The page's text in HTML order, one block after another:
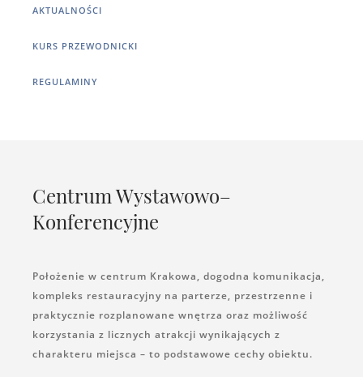
AKTUALNOŚCI
KURS PRZEWODNICKI
REGULAMINY
Centrum Wystawowo–
Konferencyjne
Położenie w centrum Krakowa, dogodna komunikacja,
kompleks restauracyjny na parterze, przestrzenne i
praktycznie rozplanowane wnętrza oraz możliwość
korzystania z licznych atrakcji wynikających z
charakteru miejsca – to podstawowe cechy obiektu.